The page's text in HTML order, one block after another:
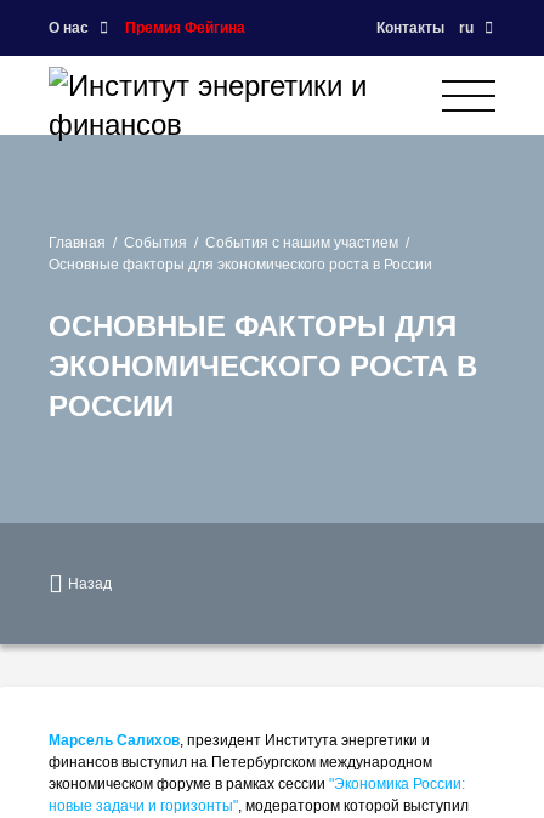
О нас Премия Фейгина Контакты ru
Главная События
События с нашим участием
Основные факторы для экономического роста в России
ОСНОВНЫЕ ФАКТОРЫ ДЛЯ
ЭКОНОМИЧЕСКОГО РОСТА В
РОССИИ
Назад
Марсель Салихов, президент Института энергетики и
финансов выступил на Петербургском международном
экономическом форуме в рамках сессии "Экономика России:
новые задачи и горизонты", модератором которой выступил